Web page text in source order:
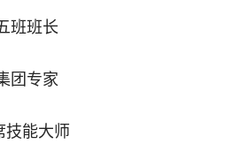
班班长
团专家
技能大师